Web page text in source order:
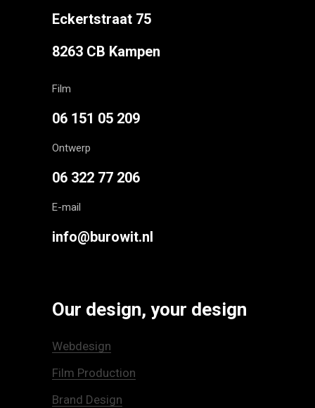
Eckertstraat 75
8263 CB Kampen
Film
06 151 05 209
Ontwerp
06 322 77 206
E-mail
info@burowit.nl
Our design, your design
Webdesign
Film Production
Brand Design